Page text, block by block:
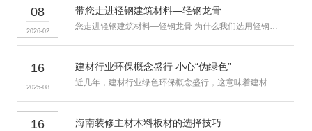
08
2026-02
带您走进轻钢建筑材料—轻钢龙骨
您走进轻钢建筑材料—轻钢龙骨 为什么我们选用轻钢龙骨？ 吊顶
16
2025-08
建材行业环保概念盛行 小心“伪绿色”
近几年，建材行业绿色环保概念盛行，这意味着建材行业迎来全新的发
16 海南装修主材木料板材的选择技巧